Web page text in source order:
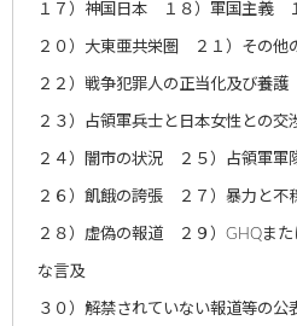
１７）神国日本 １８）軍国主義
２０）大東亜共栄圏 ２１）その他
２２）戦争犯罪人の正当化及び養護
２３）占領軍兵士と日本女性との交
２４）闇市の状況 ２５）占領軍軍
２６）飢餓の誇張 ２７）暴力と不
２８）虚偽の報道 ２９）GHQま
な言及
３０）解禁されていない報道等の公